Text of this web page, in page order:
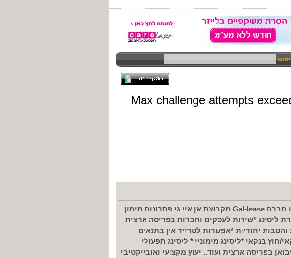
בס"ד שלום ותודה שפנית אלינו חברת Gal-lease מקבוצת אן איי גי פתרונות מימון
ליסינג *שירות לעסקים וחברות בפריסה ארצית
יחודיות *אפשרות לטרייד אין בתנאים
חוץ בנקאי *ליסינג מימוניי * ליסינג תפעולי
בפריסה ארצית ועוד.. יעוץ מקצועי ואובייקטיבי